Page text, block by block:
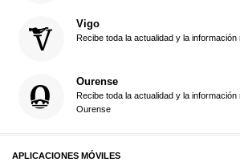
Vigo
Recibe toda la actualidad y la
Ourense
Recibe toda la actualidad y la
Ourense
APLICACIONES MÓVILES